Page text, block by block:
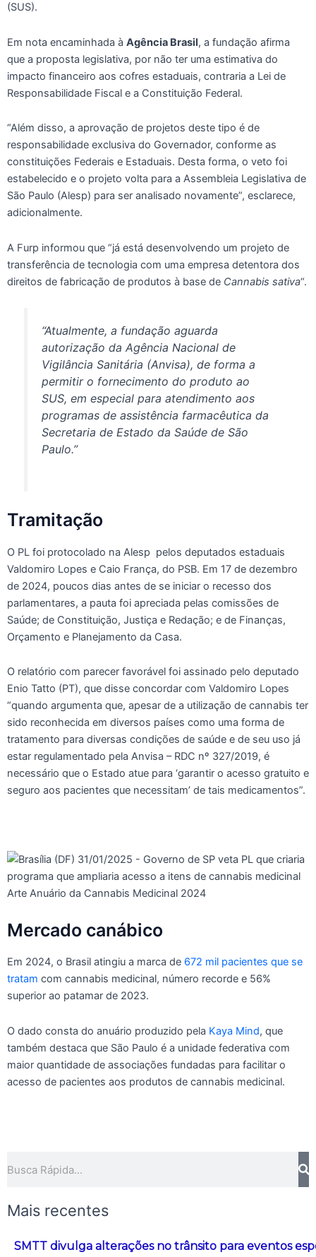
(SUS).
Em nota encaminhada à Agência Brasil, a fundação afirma
que a proposta legislativa, por não ter uma estimativa do
impacto financeiro aos cofres estaduais, contraria a Lei de
Responsabilidade Fiscal e a Constituição Federal.
“Além disso, a aprovação de projetos deste tipo é de
responsabilidade exclusiva do Governador, conforme as
constituições Federais e Estaduais. Desta forma, o veto foi
estabelecido e o projeto volta para a Assembleia Legislativa de
São Paulo (Alesp) para ser analisado novamente”, esclarece,
adicionalmente.
A Furp informou que “já está desenvolvendo um projeto de
transferência de tecnologia com uma empresa detentora dos
direitos de fabricação de produtos à base de Cannabis sativa“.
“Atualmente, a fundação aguarda
autorização da Agência Nacional de
Vigilância Sanitária (Anvisa), de forma a
permitir o fornecimento do produto ao
SUS, em especial para atendimento aos
programas de assistência farmacêutica da
Secretaria de Estado da Saúde de São
Paulo.”
Tramitação
O PL foi protocolado na Alesp pelos deputados estaduais
Valdomiro Lopes e Caio França, do PSB. Em 17 de dezembro
de 2024, poucos dias antes de se iniciar o recesso dos
parlamentares, a pauta foi apreciada pelas comissões de
Saúde; de Constituição, Justiça e Redação; e de Finanças,
Orçamento e Planejamento da Casa.
O relatório com parecer favorável foi assinado pelo deputado
Enio Tatto (PT), que disse concordar com Valdomiro Lopes
“quando argumenta que, apesar de a utilização de cannabis ter
sido reconhecida em diversos países como uma forma de
tratamento para diversas condições de saúde e de seu uso já
estar regulamentado pela Anvisa – RDC nº 327/2019, é
necessário que o Estado atue para ‘garantir o acesso gratuito e
seguro aos pacientes que necessitam’ de tais medicamentos”.
Mercado canábico
Em 2024, o Brasil atingiu a marca de 672 mil pacientes que se
tratam com cannabis medicinal, número recorde e 56%
superior ao patamar de 2023.
O dado consta do anuário produzido pela Kaya Mind, que
também destaca que São Paulo é a unidade federativa com
maior quantidade de associações fundadas para facilitar o
acesso de pacientes aos produtos de cannabis medicinal.
Mais recentes
SMTT divulga alterações no trânsito para eventos